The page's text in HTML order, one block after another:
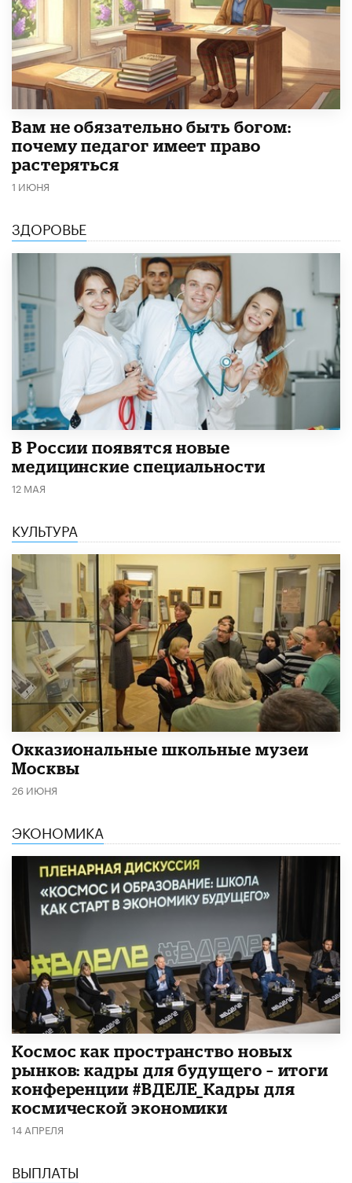
​Вам не обязательно быть богом:
почему педагог имеет право
растеряться
1 ИЮНЯ
ЗДОРОВЬЕ
В России появятся новые
медицинские специальности
12 МАЯ
КУЛЬТУРА
​Окказиональные школьные музеи
Москвы
26 ИЮНЯ
ЭКОНОМИКА
Космос как пространство новых
рынков: кадры для будущего – итоги
конференции #ВДЕЛЕ_Кадры для
космической экономики
14 АПРЕЛЯ
ВЫПЛАТЫ